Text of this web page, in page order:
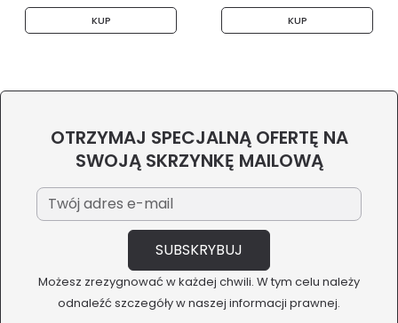
KUP KUP
OTRZYMAJ SPECJALNĄ OFERTĘ NA
SWOJĄ SKRZYNKĘ MAILOWĄ
Możesz zrezygnować w każdej chwili. W tym celu należy
odnaleźć szczegóły w naszej informacji prawnej.